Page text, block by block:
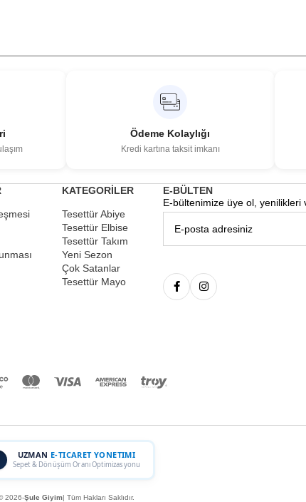
Ödeme Kolaylığı
Kredi kartına taksit imkanı
KATEGORİLER
Tesettür Abiye
Tesettür Elbise
Tesettür Takım
Yeni Sezon
Çok Satanlar
Tesettür Mayo
E-BÜLTEN
E-bültenimize üye ol, yenilikleri
UZMAN E-TICARET YONETIMI
Sepet & Dönüşüm Oranı Optimizasyonu
2026-Şule Giyim| Tüm Hakları Saklıdır.